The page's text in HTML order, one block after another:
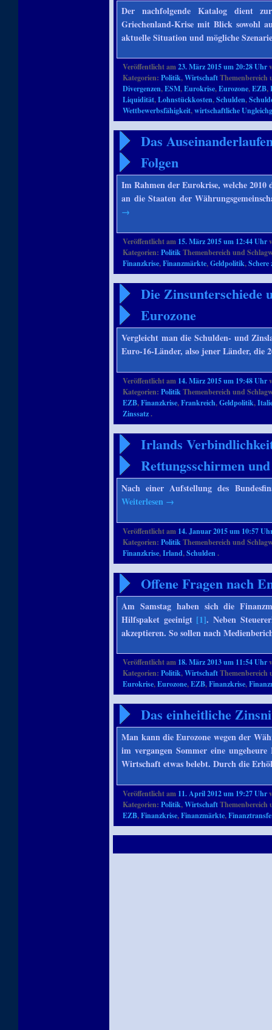
Der nachfolgende Katalog dient
Griechenland-Krise mit Blick sowohl
aktuelle Situation und mögliche
Veröffentlicht am23. März 2015 um 20:28 Uhr
Kategorien:Politik,Wirtschaft
Divergenzen,ESM,Eurokrise,Eurozone,EZB,
Liquidität,Lohnstückkosten,Schulden,
Wettbewerbsfähigkeit,wirtschaftliche
Das
Folgen
Im Rahmen der Eurokrise, welche 2010
an die Staaten der
→
Veröffentlicht am 15. März 2015 um 12:44 Uhr
Kategorien:PolitikThemenbereich und
Finanzkrise,Finanzmärkte,Geldpolitik,
Die Zinsunterschiede
Eurozone
Vergleicht man die Schulden- und
Euro-16-Länder, also jener Länder, die
Veröffentlicht am 14. März 2015 um 19:48 Uhr
Kategorien:PolitikThemenbereich und
EZB,Finanzkrise,Frankreich,Geldpolitik,
Zinssatz.
Irlands
Rettungsschirmen
Nach einer Aufstellung des
Weiterlesen →
Veröffentlicht am 14. Januar 2015 um 10:57
Kategorien:PolitikThemenbereich und
Finanzkrise,Irland,Schulden.
Offene Fragen nach
Am Samstag haben sich die
Hilfspaket geeinigt [1]. Neben
akzeptieren. So sollen nach
Veröffentlicht am 18. März 2013 um 11:54 Uhr
Kategorien:Politik,Wirtschaft
Eurokrise,Eurozone,EZB,Finanzkrise,
Das einheitliche
Man kann die Eurozone wegen der
im vergangen Sommer eine
Wirtschaft etwas belebt. Durch die
Veröffentlicht am 11. April 2012 um 19:27 Uhr
Kategorien:Politik,Wirtschaft
EZB,Finanzkrise,Finanzmärkte,